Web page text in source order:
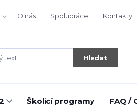
O nás Spolupráce Kontakty
Hledat
Školící programy FAQ /